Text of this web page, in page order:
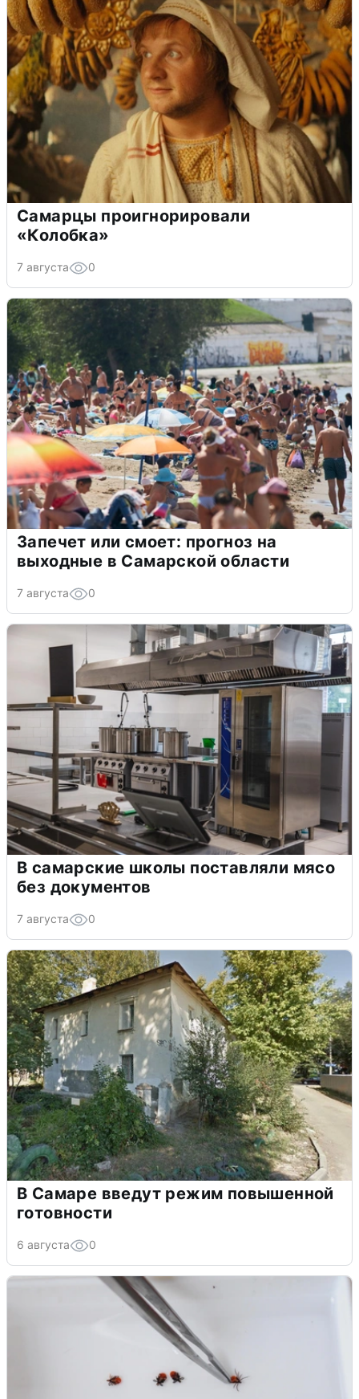
Самарцы проигнорировали
«Колобка»
7 августа 0
Запечет или смоет: прогноз на
выходные в Самарской области
7 августа 0
В самарские школы поставляли мясо
без документов
7 августа 0
В Самаре введут режим повышенной
готовности
6 августа 0